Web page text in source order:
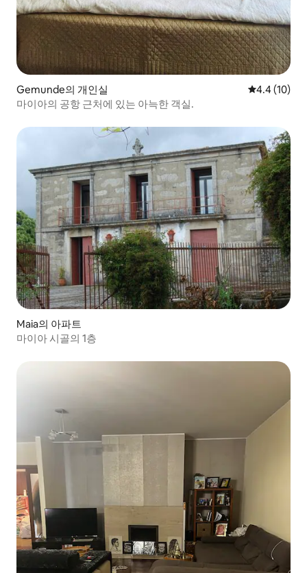
Gemunde의 개인실 평점 4.4점(5
4.4 (10)
마이아의 공항 근처에 있는 아늑한 객실.
Maia의 아파트
마이아 시골의 1층